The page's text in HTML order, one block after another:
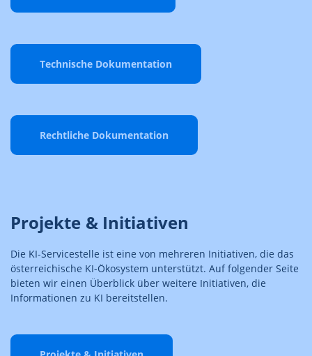
Technische Dokumentation
Rechtliche Dokumentation
Projekte & Initiativen
Die KI-Servicestelle ist eine von mehreren Initiativen, die das
österreichische KI-Ökosystem unterstützt. Auf folgender Seite
bieten wir einen Überblick über weitere Initiativen, die
Informationen zu KI bereitstellen.